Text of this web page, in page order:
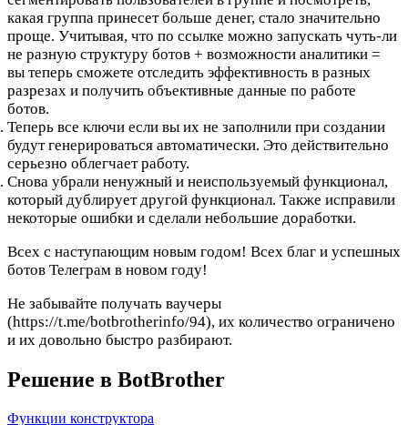
какая группа принесет больше денег, стало значительно
проще. Учитывая, что по ссылке можно запускать чуть-ли
не разную структуру ботов + возможности аналитики =
вы теперь сможете отследить эффективность в разных
разрезах и получить объективные данные по работе
ботов.
Теперь все ключи если вы их не заполнили при создании
будут генерироваться автоматически. Это действительно
серьезно облегчает работу.
Снова убрали ненужный и неиспользуемый функционал,
который дублирует другой функционал. Также исправили
некоторые ошибки и сделали небольшие доработки.
Всех с наступающим новым годом! Всех благ и успешных
ботов Телеграм в новом году!
Не забывайте получать ваучеры
(https://t.me/botbrotherinfo/94), их количество ограничено
и их довольно быстро разбирают.
Решение в BotBrother
Функции конструктора